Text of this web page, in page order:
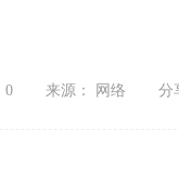
0 来源： 网络 分